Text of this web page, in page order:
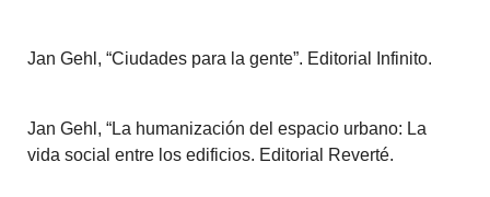
Jan Gehl, “Ciudades para la gente”. Editorial Infinito.
Jan Gehl, “La humanización del espacio urbano: La
vida social entre los edificios. Editorial Reverté.